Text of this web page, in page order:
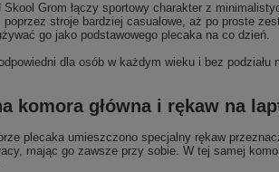
Skool Grom łączy sportowy charakter z
poprzez stroje bardziej casualowe, aż po proste
go jako podstawowego plecaka na co dzień.
dla osób w każdym wieku i bez
komora główna i rękaw na
plecaka umieszczono specjalny rękaw
mając go zawsze przy sobie. W tej samej